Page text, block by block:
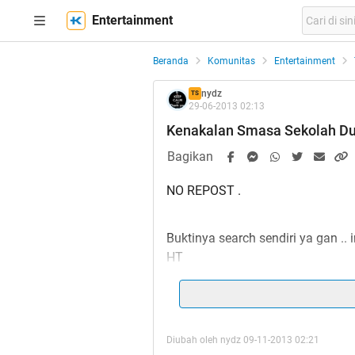
Entertainment
Beranda Komunitas Entertainment
TS nydz
29-06-2013 02:13
Kenakalan Smasa Sekolah
Bagikan
NO REPOST .
Buktinya search sendiri ya gan
HT
SpoilerforHT:
Pasti agan2 pernah skolah dulu
Diubah oleh nydz 09-11-2013 02:21